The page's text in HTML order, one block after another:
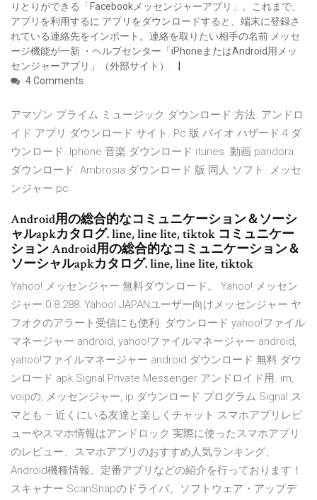
りとりができる「Facebookメッセンジャーアプリ」。これまで、
アプリを利用するに アプリをダウンロードすると、端末に登録さ
れている連絡先をインポート。連絡を取りたい相手の名前 メッセ
ージ機能が一新 ・ヘルプセンター「iPhoneまたはAndroid用メッ
センジャーアプリ」（外部サイト）.
4 Comments
アマゾン プライム ミュージック ダウンロード 方法. アンドロ
イド アプリ ダウンロード サイト. Pc 版 バイオ ハザード 4 ダ
ウンロード. Iphone 音楽 ダウンロード itunes. 動画 pandora
ダウンロード. Ambrosia ダウンロード 版 同人 ソフト. メッセ
ンジャー pc
Android用の総合的なコミュニケーション＆ソーシ
ャルapkカタログ. line, line lite, tiktok コミュニケー
ション Android用の総合的なコミュニケーション＆
ソーシャルapkカタログ. line, line lite, tiktok
Yahoo! メッセンジャー 無料ダウンロード。 Yahoo! メッセン
ジャー 0.8.288: Yahoo! JAPANユーザー向けメッセンジャー ヤ
フオクのアラート受信にも便利. ダウンロード yahoo!ファイル
マネージャー android, yahoo!ファイルマネージャー android,
yahoo!ファイルマネージャー android ダウンロード 無料 ダウ
ンロード apk Signal Private Messenger アンドロイド用. im,
voipの, メッセンジャー, ip ダウンロード プログラム Signal ス
マとも – 近くにいる友達と楽しくチャット スマホアプリレビ
ューやスマホ情報はアンドロック 実際に使ったスマホアプリ
のレビュー、スマホアプリのおすすめ人気ランキング、
Android機種情報、定番アプリなどの紹介を行っております！
スキャナー ScanSnapのドライバ、ソフトウェア・アップデ